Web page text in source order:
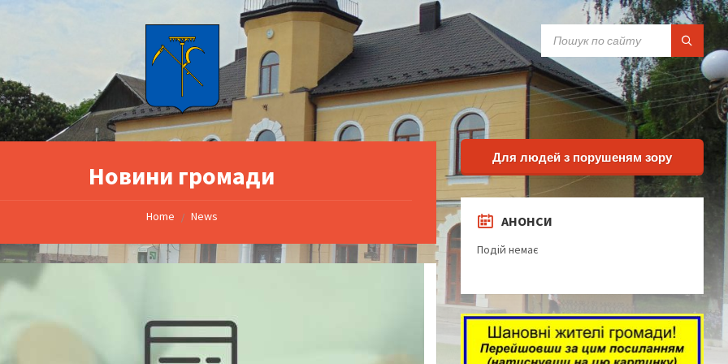
Новини громади
Home / News
Для людей з порушеням зору
АНОНСИ
Подій немає